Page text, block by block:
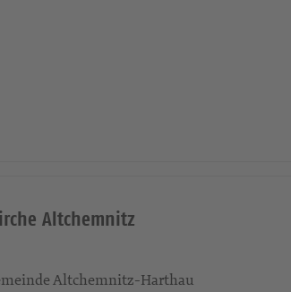
Altchemnitz
Altchemnitz-Harthau